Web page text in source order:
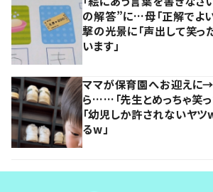
の解答”に…母「正解でよ
撃の光景に「声出して笑っ
います」
ママが保育園へお迎えに
ら……「先生とめっちゃ笑
「幼児しか許されないヤツ
るw」